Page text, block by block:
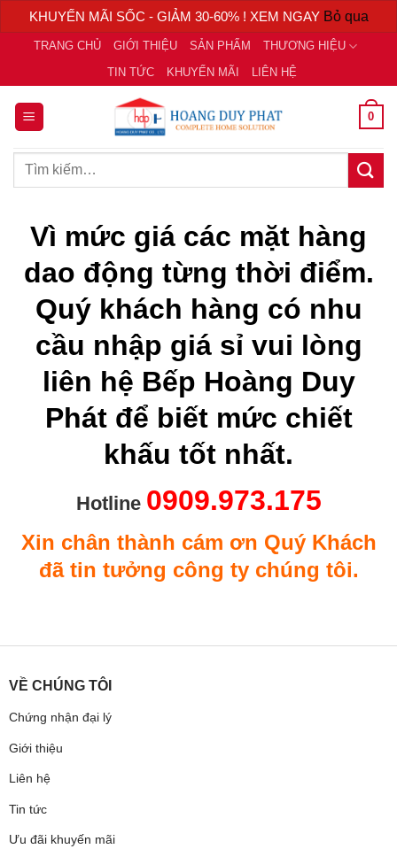
KHUYẾN MÃI SỐC - GIẢM 30-60% ! XEM NGAY Bỏ qua
Chuyển
nội
dung
TRANG CHỦ GIỚI THIỆU SẢN PHẨM
THƯƠNG HIỆU
TIN TỨC
KHUYẾN MÃI LIÊN HỆ
0
Tìm
Vì mức giá các mặt hàng
dao động từng thời điểm.
Quý khách hàng có nhu
cầu nhập giá sỉ vui lòng
liên hệ Bếp Hoàng Duy
Phát để biết mức chiết
khấu tốt nhất.
Hotline 0909.973.175
Xin chân thành cám ơn Quý Khách
đã tin tưởng công ty chúng tôi.
VỀ CHÚNG TÔI
Chứng nhận đại lý
Giới thiệu
Liên hệ
Tin tức
Ưu đãi khuyến mãi